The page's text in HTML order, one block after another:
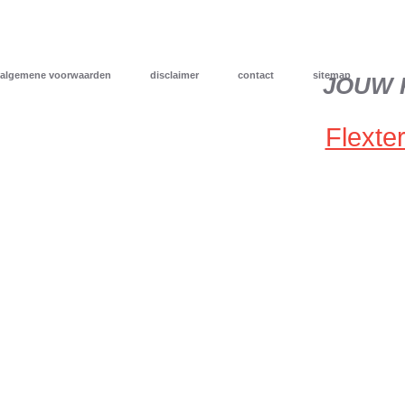
algemene voorwaarden disclaimer contact sitemap
JOUW